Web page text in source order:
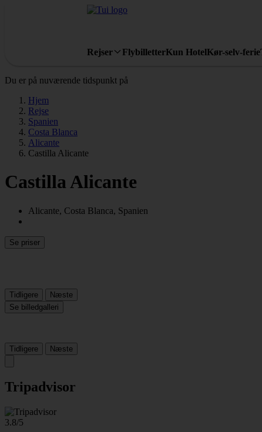
Rejser FlybilletterKun HotelKør-selv-ferie
Du er på nuværende tidspunkt på
Hjem
Rejse
Spanien
Costa Blanca
Alicante
Castilla Alicante
Castilla Alicante
Alicante, Costa Blanca, Spanien
Se priser
Tidligere
Næste
Se billedgalleri
Tidligere Næste
Tripadvisor
3.8/5